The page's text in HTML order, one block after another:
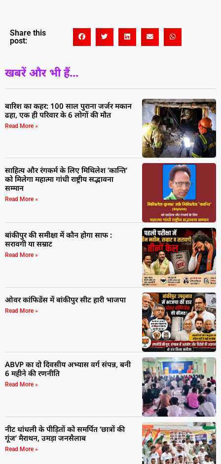
Share this
post:
खबरें और भी हैं...
बारिश का कहर: 100 साल पुराना जर्जर मकान
ढहा, एक ही परिवार के 6 लोगों की मौत
Read More »
साहित्य और रंगकर्म के लिए मिथिलेश ‘कान्ति’
को मिलेगा महात्मा गांधी राष्ट्रीय सद्भावना
सम्मान
Read More »
बांकीपुर की समीक्षा में कौन होगा साफ :
सरावगी या सम्राट
Read More »
ओवर कांफिडेंस में बांकीपुर सीट हारी भाजपा
Read More »
ABVP का दो दिवसीय अभ्यास वर्ग संपन्न, बनी
6 महीने की रणनीति
Read More »
नीट धांधली के पीड़ितों को समर्पित ‘छात्रों की
गूंज’ मैराथन, उमड़ा जनसैलाब
Read More »